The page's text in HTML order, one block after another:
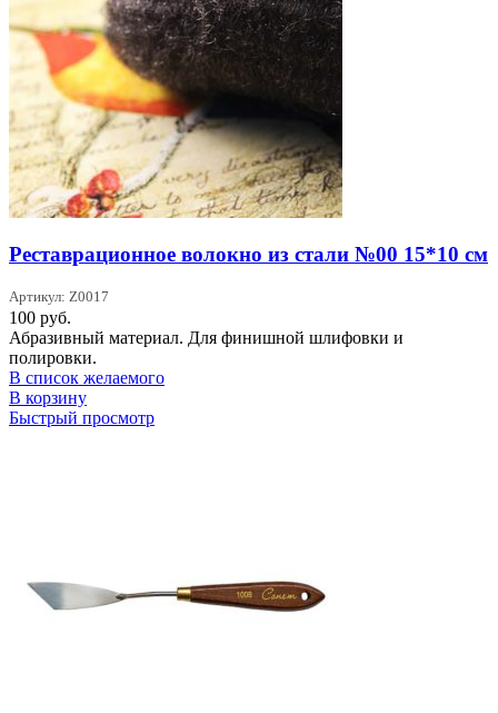
Реставрационное волокно из стали №00 15*10 см
Артикул: Z0017
100 руб.
Абразивный материал. Для финишной шлифовки и
полировки.
В список желаемого
В корзину
Быстрый просмотр